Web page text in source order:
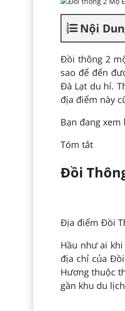
Nội
Đồi thông 2
sao để đến
Đà Lạt du hí.
địa điểm này
Bạn đang
Tóm tắt
Đồi
Địa điểm Đồi
Hầu như ai
địa chỉ của
Hương thuộc
gần khu du